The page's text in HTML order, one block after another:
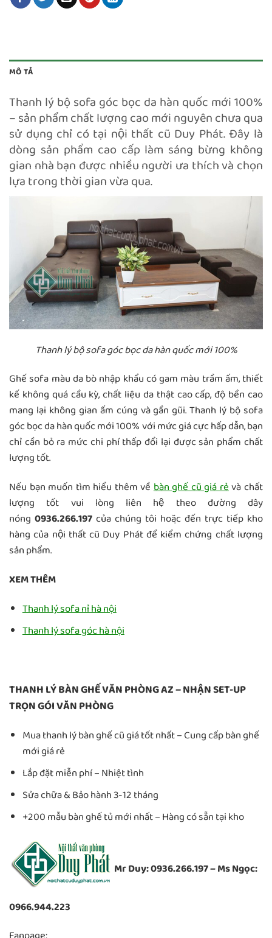
MÔ TẢ
Thanh lý bộ sofa góc bọc da hàn quốc mới 100%
– sản phẩm chất lượng cao mới nguyên chưa qua
sử dụng chỉ có tại nội thất cũ Duy Phát. Đây là
dòng sản phẩm cao cấp làm sáng bừng không
gian nhà bạn được nhiều người ưa thích và chọn
lựa trong thời gian vừa qua.
Thanh lý bộ sofa góc bọc da hàn quốc mới 100%
Ghế sofa màu da bò nhập khẩu có gam màu trầm ấm, thiết
kế không quá cầu kỳ, chất liệu da thật cao cấp, độ bền cao
mang lại không gian ấm cúng và gần gũi. Thanh lý bộ sofa
góc bọc da hàn quốc mới 100% với mức giá cực hấp dẫn, bạn
chỉ cần bỏ ra mức chi phí thấp đổi lại được sản phẩm chất
lượng tốt.
Nếu bạn muốn tìm hiểu thêm vềbàn ghế cũ giá rẻvà chất
lượng tốt vui lòng liên hệ theo đường dây
nóng 0936.266.197 của chúng tôi hoặc đến trực tiếp kho
hàng của nội thất cũ Duy Phát để kiểm chứng chất lượng
sản phẩm.
XEM THÊM
Thanh lý sofa nỉ hà nội
Thanh lý sofa góc hà nội
THANH LÝ BÀN GHẾ VĂN PHÒNG AZ – NHẬN SET-UP
TRỌN GÓI VĂN PHÒNG
Mua thanh lý bàn ghế cũ giá tốt nhất – Cung cấp bàn ghế
mới giá rẻ
Lắp đặt miễn phí – Nhiệt tình
Sửa chữa & Bảo hành 3-12 tháng
+200 mẫu bàn ghế tủ mới nhất – Hàng có sẵn tại kho
Mr Duy: 0936.266.197 – Ms Ngọc:
0966.944.223